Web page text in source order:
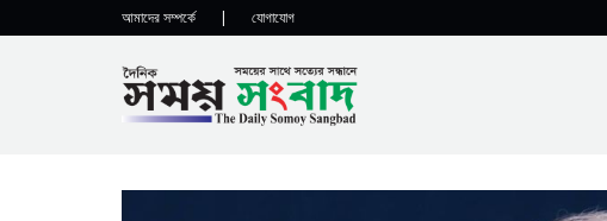
আমাদের সম্পর্কে | যোগাযোগ